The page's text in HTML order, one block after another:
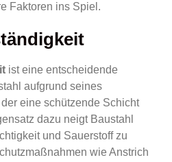
Faktoren ins Spiel.
ist eine entscheidende
aufgrund seines
eine schützende Schicht
dazu neigt Baustahl
und Sauerstoff zu
wie Anstrich